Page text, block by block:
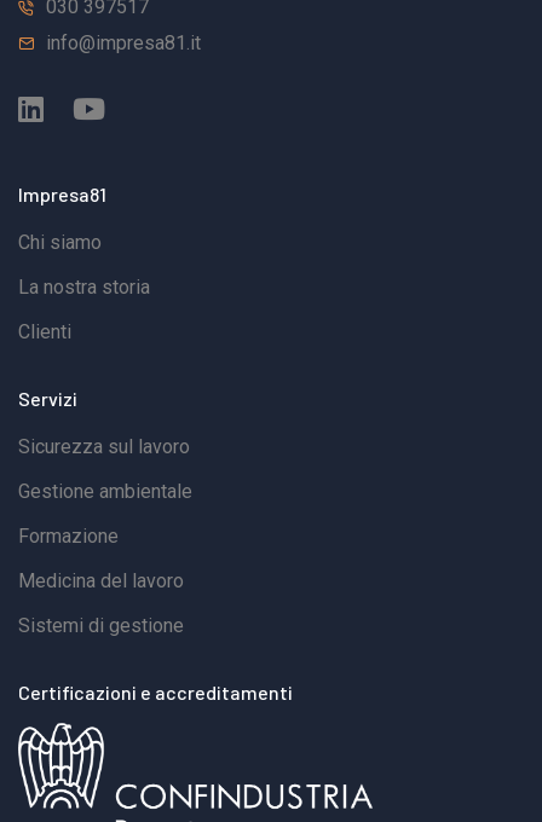
030 397517
info@impresa81.it
Impresa81
Chi siamo
La nostra storia
Clienti
Servizi
Sicurezza sul lavoro
Gestione ambientale
Formazione
Medicina del lavoro
Sistemi di gestione
Certificazioni e accreditamenti